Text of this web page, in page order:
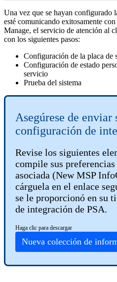
Una vez que se hayan configurado
esté comunicando exitosamente con
Manage, el servicio de atención al
con los siguientes pasos:
Configuración de la placa de
Configuración de estado
servicio
Prueba del sistema
Asegúrese de enviar
configuración de
Revise los siguientes
compile sus preferencias
asociada (New MSP
cárguela en el enlace
se le proporcionó en su
de integración de PSA.
Haga clic para descargar
Nueva colección de